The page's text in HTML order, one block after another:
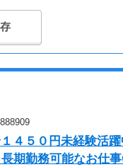
４５０円未経験活
期勤務可能なお仕